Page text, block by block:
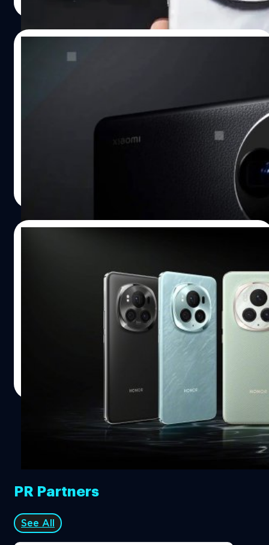
ข่าวลือล่าสุดระบุว่า Xiaomi 15 จะเปิดตัวในวันที่ 20 ตุลาคม
ในขณะที่ Honor Magic 7 series จะเปิดตัวในวันที่ 30 ตุลาคม
ซึ่งนับเป็นเวลา 10 วันหลังการเปิดตัวของ Xiaomi 15
ด้วยกัน และทุกโมเดลจะรองรับชาร์จไว 100W
รายงานระบุว่า Magic 7 series ผ่านการรับรองมาตรฐานจาก
3C ของจีนเป็นที่เรียบร้อย โดยสมาร์ตโฟนในไลน์อัปนี้มีถึง 5
โมเดลด้วยกัน ได้แก่ Honor Magic 7, Honor Magic 7 Pro,
Honor Magic 7 Pro Satellite, Honor Magic 7 Ultimate และ
PR Partners
See All